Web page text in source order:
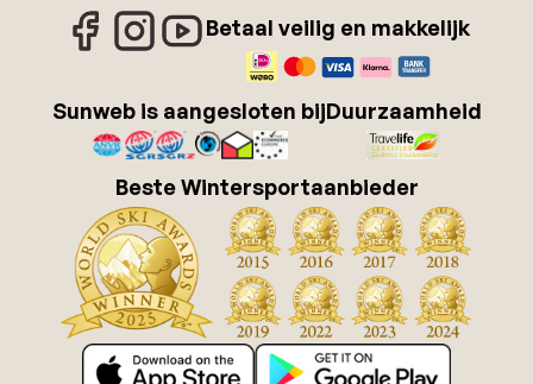
Betaal veilig en makkelijk
Sunweb is aangesloten bijDuurzaamheid
Beste Wintersportaanbieder